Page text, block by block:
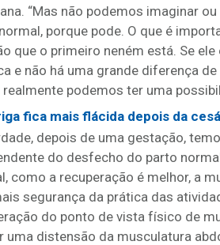
“Mas não podemos imaginar
porque pode. O que é
que o primeiro neném está. Se
e não há uma grande diferença
realmente podemos ter uma
fica mais flácida depois da
depois de uma gestação,
do desfecho do parto
como a recuperação é melhor, a
segurança da prática das
do ponto de vista físico de
uma distensão da musculatura